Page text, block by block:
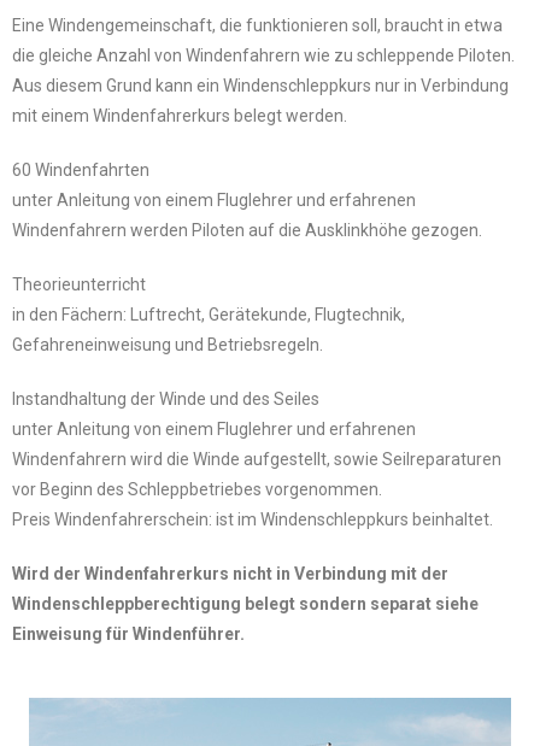
Eine Windengemeinschaft, die funktionieren soll, braucht in etwa
die gleiche Anzahl von Windenfahrern wie zu schleppende Piloten.
Aus diesem Grund kann ein Windenschleppkurs nur in Verbindung
mit einem Windenfahrerkurs belegt werden.
60 Windenfahrten
unter Anleitung von einem Fluglehrer und erfahrenen
Windenfahrern werden Piloten auf die Ausklinkhöhe gezogen.
Theorieunterricht
in den Fächern: Luftrecht, Gerätekunde, Flugtechnik,
Gefahreneinweisung und Betriebsregeln.
Instandhaltung der Winde und des Seiles
unter Anleitung von einem Fluglehrer und erfahrenen
Windenfahrern wird die Winde aufgestellt, sowie Seilreparaturen
vor Beginn des Schleppbetriebes vorgenommen.
Preis Windenfahrerschein: ist im Windenschleppkurs beinhaltet.
Wird der Windenfahrerkurs nicht in Verbindung mit der
Windenschleppberechtigung belegt sondern separat siehe
Einweisung für Windenführer.